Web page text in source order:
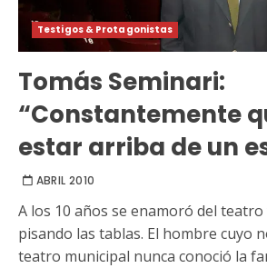
Testigos & Protagonistas
Tomás Seminari:
“Constantemente
estar arriba de un
ABRIL 2010
A los 10 años se enamoró del teatro
pisando las tablas. El hombre cuyo
teatro municipal nunca conoció la